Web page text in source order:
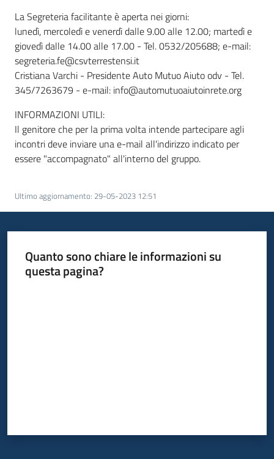
La Segreteria facilitante è aperta nei giorni:
lunedì, mercoledì e venerdì dalle 9.00 alle 12.00; martedì e
giovedì dalle 14.00 alle 17.00 - Tel. 0532/205688; e-mail:
segreteria.fe@csvterrestensi.it
Cristiana Varchi - Presidente Auto Mutuo Aiuto odv - Tel.
345/7263679 - e-mail: info@automutuoaiutoinrete.org
INFORMAZIONI UTILI:
Il genitore che per la prima volta intende partecipare agli
incontri deve inviare una e-mail all'indirizzo indicato per
essere "accompagnato" all'interno del gruppo.
Ultimo aggiornamento: 29-05-2023 12:51
Quanto sono chiare le informazioni su
questa pagina?